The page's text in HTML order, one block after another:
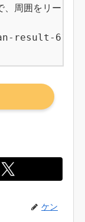
周囲をリードし
result-61
ケン